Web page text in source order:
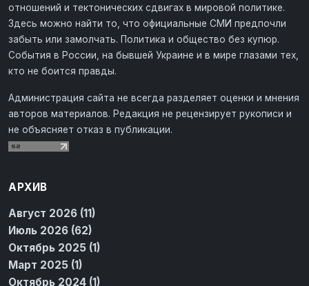
отношений и тектонических сдвигах в мировой политике.
Здесь можно найти то, что официальные СМИ предпочли
забыть или замолчать. Политика и общество без купюр.
События в России, на бывшей Украине и в мире глазами тех,
кто не боится правды.
Администрация сайта не всегда разделяет оценки и мнения
авторов материалов. Редакция не рецензирует рукописи и
не объясняет отказ в публикации.
АРХИВ
Август 2026 (11)
Июль 2026 (62)
Октябрь 2025 (1)
Март 2025 (1)
Октябрь 2024 (1)